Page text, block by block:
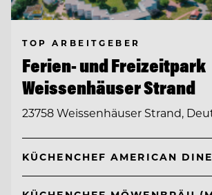
TOP ARBEITGEBER
Ferien- und Freizeitpark
Weissenhäuser Strand
23758 Weissenhäuser Strand,
KÜCHENCHEF AMERICAN